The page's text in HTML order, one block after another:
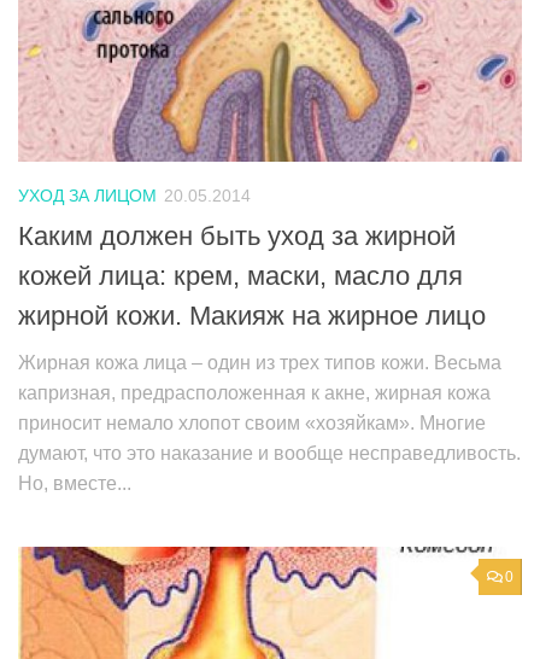
УХОД ЗА ЛИЦОМ 20.05.2014
Каким должен быть уход за жирной
кожей лица: крем, маски, масло для
жирной кожи. Макияж на жирное лицо
Жирная кожа лица – один из трех типов кожи. Весьма
капризная, предрасположенная к акне, жирная кожа
приносит немало хлопот своим «хозяйкам». Многие
думают, что это наказание и вообще несправедливость.
Но, вместе...
0